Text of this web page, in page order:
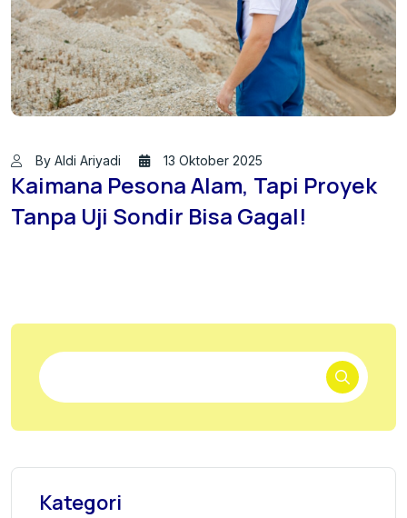
By Aldi Ariyadi 13 Oktober 2025
Kaimana Pesona Alam, Tapi Proyek
Tanpa Uji Sondir Bisa Gagal!
Kategori